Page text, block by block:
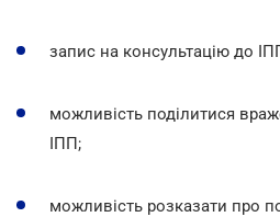
запис на консультацію до
можливість поділитися
ІПП;
можливість розказати про